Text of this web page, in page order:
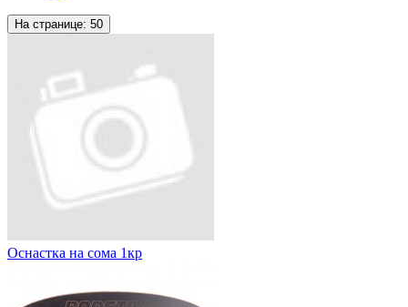
На странице: 50
Оснастка на сома 1кр